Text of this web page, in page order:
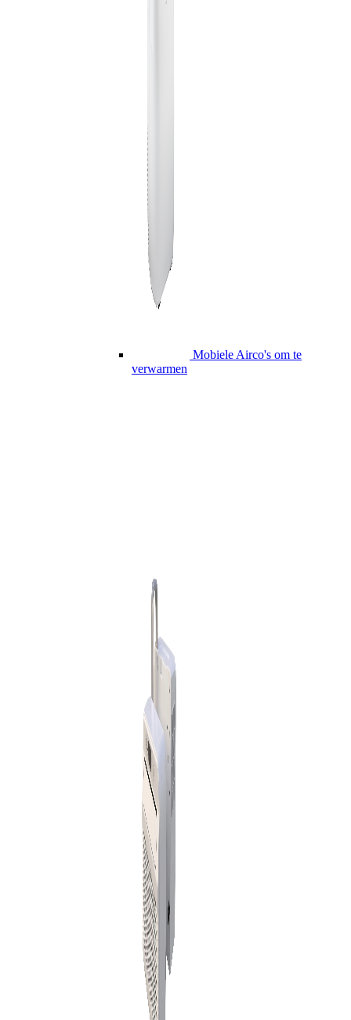
Mobiele Airco's om te
verwarmen